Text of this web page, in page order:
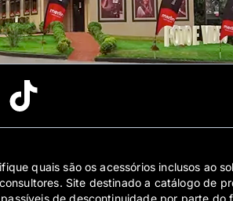
quais são os acessórios inclusos ao
Site destinado a catálogo de
de descontinuidade por parte do